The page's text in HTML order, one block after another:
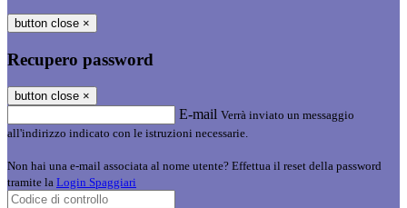
button close ×
Recupero password
button close ×
E-mail Verrà inviato un messaggio
all'indirizzo indicato con le istruzioni necessarie.
Non hai una e-mail associata al nome utente? Effettua il reset della password
tramite la Login Spaggiari